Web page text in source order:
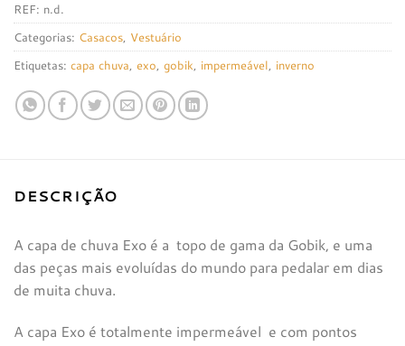
REF: n.d.
Categorias: Casacos, Vestuário
Etiquetas: capa chuva, exo, gobik, impermeável, inverno
DESCRIÇÃO
A capa de chuva Exo é a topo de gama da Gobik, e uma
das peças mais evoluídas do mundo para pedalar em dias
de muita chuva.
A capa Exo é totalmente impermeável e com pontos